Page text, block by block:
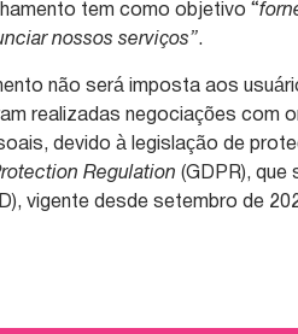
tem como objetivo “
nossos serviços”.
não será imposta aos
realizadas negociações com
devido à legislação de
Regulation(GDPR), que
vigente desde setembro de